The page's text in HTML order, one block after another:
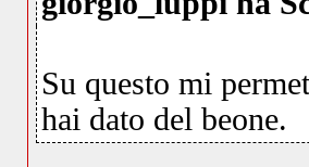
Su questo mi
hai dato del beone.